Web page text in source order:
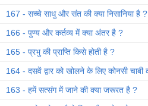
167 - सच्चे साधु और संत की क्या निसानिया है ?
166 - पुण्य और कर्तव्य में क्या अंतर है ?
165 - प्रभु की प्राप्ति किसे होती है ?
164 - दसवें द्वार को खोलने के लिए कोनसी
163 - हमें सत्संग में जाने की क्या जरूरत है ?